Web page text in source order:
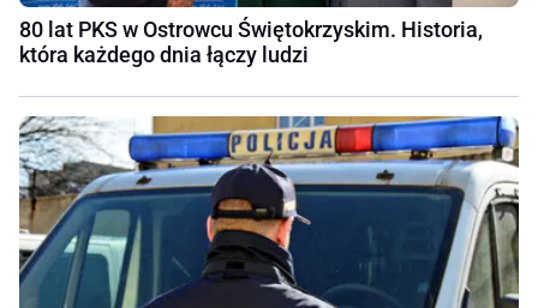
80 lat PKS w Ostrowcu Świętokrzyskim. Historia,
która każdego dnia łączy ludzi